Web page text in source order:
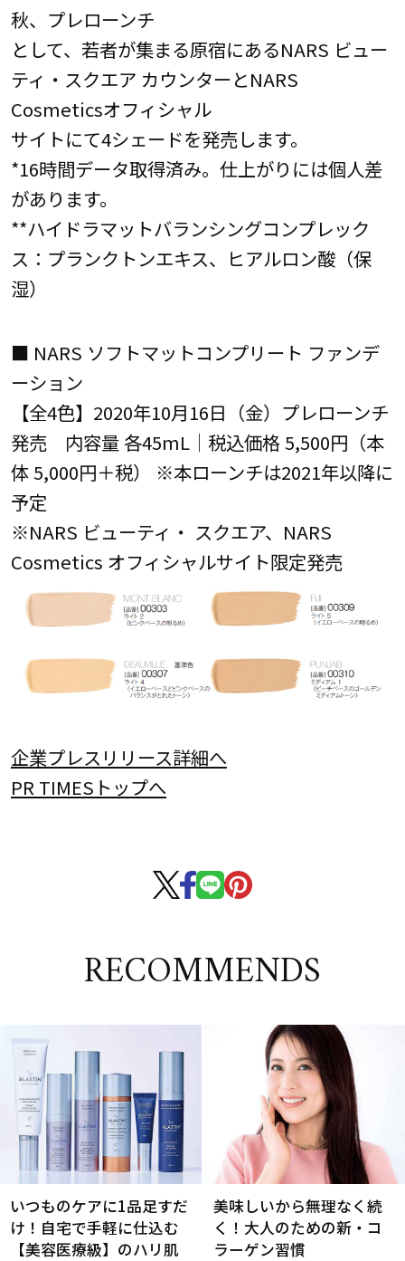
秋、プレローンチ
として、若者が集まる原宿にあるNARS ビュー
ティ・スクエア カウンターとNARS
Cosmeticsオフィシャル
サイトにて4シェードを発売します。
*16時間データ取得済み。仕上がりには個人差
があります。
**ハイドラマットバランシングコンプレック
ス：プランクトンエキス、ヒアルロン酸（保
湿）
■ NARS ソフトマットコンプリート ファンデ
ーション
【全4色】2020年10月16日（金）プレローンチ
発売 内容量 各45mL│税込価格 5,500円（本
体 5,000円＋税） ※本ローンチは2021年以降に
予定
※NARS ビューティ・ スクエア、NARS
Cosmetics オフィシャルサイト限定発売
企業プレスリリース詳細へ
PR TIMESトップへ
RECOMMENDS
いつものケアに1品足すだ
け！自宅で手軽に仕込む
【美容医療級】のハリ肌
美味しいから無理なく続
く！大人のための新・コ
ラーゲン習慣